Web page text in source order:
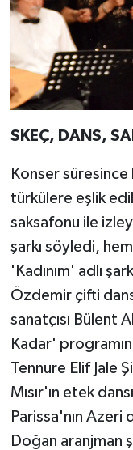
SKEÇ, DANS,
Konser süresince
türkülere eşlik
saksafonu ile
şarkı söyledi,
'Kadınım' adlı
Özdemir çifti
sanatçısı Bülent
Kadar'
Tennure Elif Jale
Mısır'ın etek
Parissa'nın Azeri
Doğan aranjman